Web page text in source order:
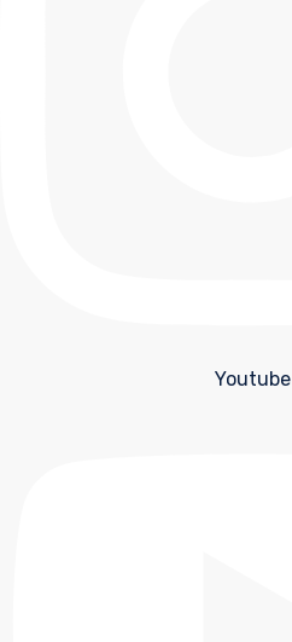
Youtube